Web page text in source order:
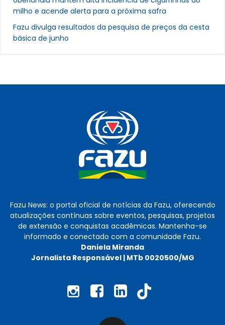
milho e acende alerta para a próxima safra
Fazu divulga resultados da pesquisa de preços da cesta
básica de junho
Fazu News: o portal oficial de notícias da Fazu, oferecendo
atualizações contínuas sobre eventos, pesquisas, projetos
de extensão e conquistas acadêmicas. Mantenha-se
informado e conectado com a comunidade Fazu.
Daniela Miranda
Jornalista Responsável | MTb 0020500/MG